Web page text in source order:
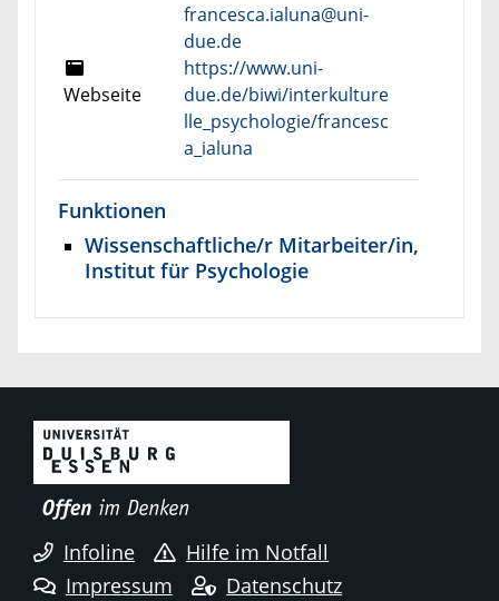
francesca.ialuna@uni-
due.de
Webseite
https://www.uni-
due.de/biwi/interkulture
lle_psychologie/francesc
a_ialuna
Funktionen
Wissenschaftliche/r Mitarbeiter/in,
Institut für Psychologie
Infoline
Hilfe im Notfall
Impressum
Datenschutz